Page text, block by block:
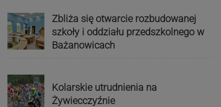
Zbliża się otwarcie rozbudowanej
szkoły i oddziału przedszkolnego w
Bażanowicach
Kolarskie utrudnienia na
Żywiecczyźnie